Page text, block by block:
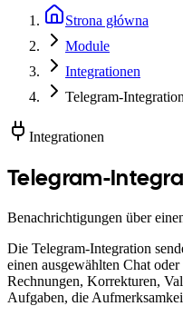
Strona główna
Module
Integrationen
Telegram-Integration
Integrationen
Telegram-
Benachrichtigungen über
Die Telegram-Integration
einen ausgewählten Chat
Rechnungen, Korrekturen,
Aufgaben, die